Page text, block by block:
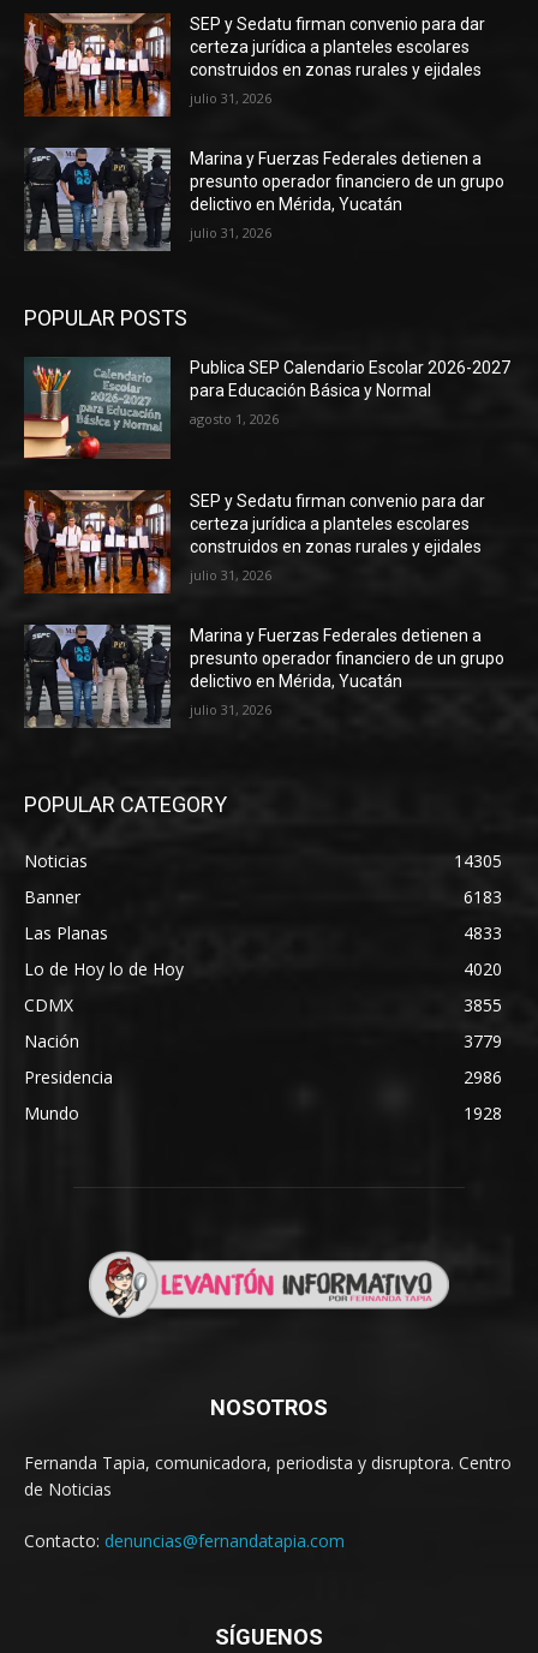
SEP y Sedatu firman convenio para dar
certeza jurídica a planteles escolares
construidos en zonas rurales y ejidales
julio 31, 2026
Marina y Fuerzas Federales detienen a
presunto operador financiero de un grupo
delictivo en Mérida, Yucatán
julio 31, 2026
POPULAR POSTS
Publica SEP Calendario Escolar 2026-2027
para Educación Básica y Normal
agosto 1, 2026
SEP y Sedatu firman convenio para dar
certeza jurídica a planteles escolares
construidos en zonas rurales y ejidales
julio 31, 2026
Marina y Fuerzas Federales detienen a
presunto operador financiero de un grupo
delictivo en Mérida, Yucatán
julio 31, 2026
POPULAR CATEGORY
Noticias
14305
Banner
6183
Las Planas
4833
Lo de Hoy lo de Hoy
4020
CDMX
3855
Nación
3779
Presidencia
2986
Mundo
1928
NOSOTROS
Fernanda Tapia, comunicadora, periodista y disruptora. Centro
de Noticias
Contacto: denuncias@fernandatapia.com
SÍGUENOS